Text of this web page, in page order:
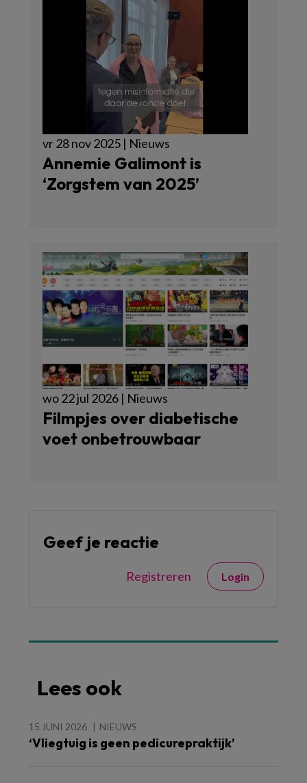
vr 28 nov 2025 | Nieuws
Annemie Galimont is
‘Zorgstem van 2025’
wo 22 jul 2026 | Nieuws
Filmpjes over diabetische
voet onbetrouwbaar
Geef je reactie
Registreren Login
Lees ook
15 JUNI 2026 NIEUWS
‘Vliegtuig is geen pedicurepraktijk’